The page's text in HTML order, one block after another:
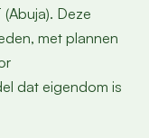
Deze
met plannen
dat eigendom is